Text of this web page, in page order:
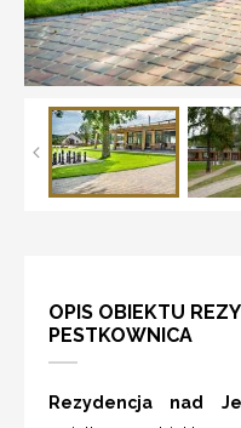
OPIS OBIEKTU
PESTKOWNICA
Rezydencja nad